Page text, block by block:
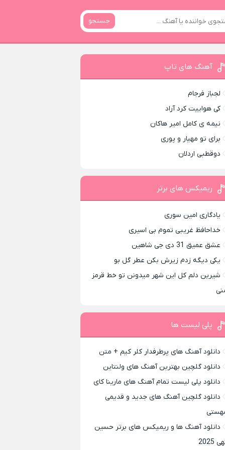
جستجو
آهنگ های تاپ
لجباز فرجام
کی هواییت کرد آراد
نیمه ی کامل امیر هاکان
برای تو مهیار و پوری
دوقطبی اردلان
ریمیکس های برتر
یادگاری امین سوری
خداحافظ غریبی تموم بی اسیری
عشق عمیق 31 دی جی شاهین
یکی دیگه زدم زیرش بکن عطر گل بو
شیرین دلم کل این شهر میدونن تو خط قرمز
پلی لیست ها
دانلود آهنگ های پرطرفدار کلر کیم + متن
دانلود گلچین بهترین آهنگ های ولنتاین
دانلود پلی لیست تمام آهنگ های مارینا کای
دانلود گلچین آهنگ های جدید و قدیمی
دانلود آهنگ ها و ریمیکس های برتر حسین
2025